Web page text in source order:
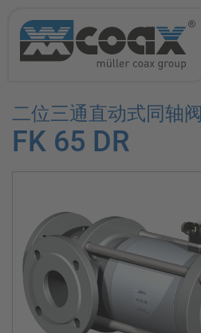
二位三通直动式同轴阀
FK 65 DR